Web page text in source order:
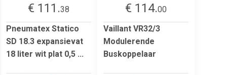
€ 111.38
Pneumatex Statico
SD 18.3 expansievat
18 liter wit plat 0,5 ...
€ 114.00
Vaillant VR32/3
Modulerende
Buskoppelaar